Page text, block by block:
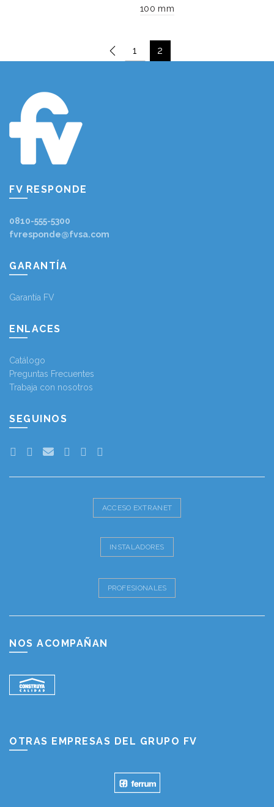
100 mm
1 2
FV RESPONDE
0810-555-5300
fvresponde@fvsa.com
GARANTÍA
Garantía FV
ENLACES
Catálogo
Preguntas Frecuentes
Trabaja con nosotros
SEGUINOS
ACCESO EXTRANET
INSTALADORES
PROFESIONALES
NOS ACOMPAÑAN
OTRAS EMPRESAS DEL GRUPO FV